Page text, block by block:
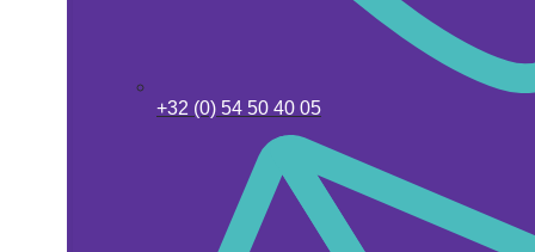
+32 (0) 54 50 40 05